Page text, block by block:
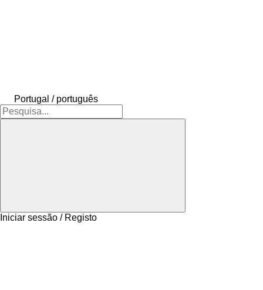
Portugal / português
Iniciar sessão / Registo